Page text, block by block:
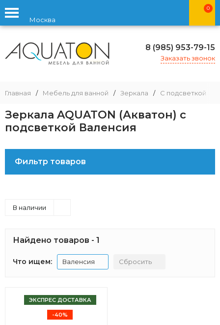
Москва
0
8 (985) 953-79-15
Заказать звонок
Главная / Мебель для ванной / Зеркала / С подсветкой
Зеркала AQUATON (Акватон) с
подсветкой Валенсия
Фильтр товаров
В наличии
Найдено товаров - 1
Что ищем: Валенсия Сбросить
ЭКСПРЕС ДОСТАВКА
-40%